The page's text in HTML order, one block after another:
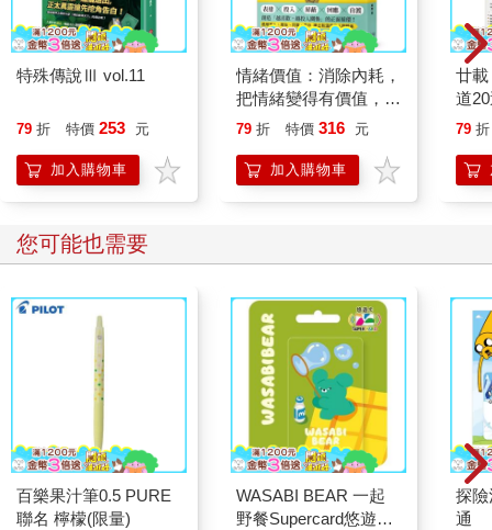
特殊傳說Ⅲ vol.11
79 折 特價 253 元
加入購物車
情緒價值：消除內耗，
把情緒變得有價值，跟
誰都能自在相處
79 折 特價 316 元
加入購物車
廿
道
79 折
您可能也需要
百樂果汁筆0.5 PURE
聯名 檸檬(限量)
WASABI BEAR 一起
野餐Supercard悠遊卡-
探
通